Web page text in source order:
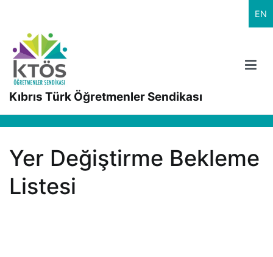
EN
Kıbrıs Türk Öğretmenler Sendikası
Yer Değiştirme Bekleme
Listesi